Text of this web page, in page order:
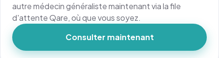
autre médecin généraliste maintenant via la file
d'attente Qare, où que vous soyez.
Consulter maintenant